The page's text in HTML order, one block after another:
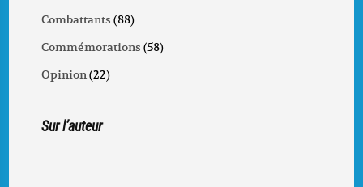
Combattants (88)
Commémorations (58)
Opinion(22)
Sur l’auteur